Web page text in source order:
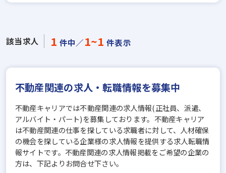
該当求人 1 件中／1~1 件表示
不動産関連の求人・転職情報を募集中
不動産キャリアでは不動産関連の求人情報(正社員、派遣、
アルバイト・パート)を募集しております。不動産キャリア
は不動産関連の仕事を探している求職者に対して、人材確保
の機会を探している企業様の求人情報を提供する求人転職情
報サイトです。不動産関連の求人情報掲載をご希望の企業の
方は、下記よりお問合せ下さい。